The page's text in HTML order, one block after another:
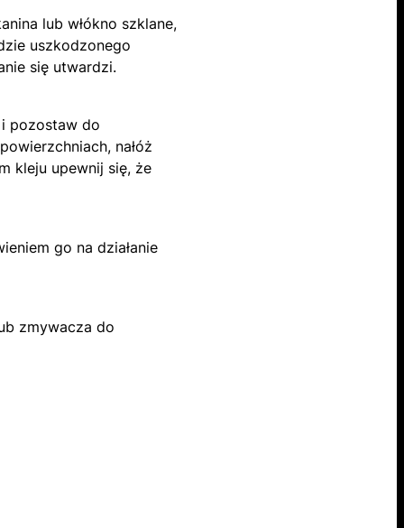
lub włókno szklane,
uszkodzonego
się utwardzi.
pozostaw do
nałóż
kleju upewnij się, że
go na działanie
zmywacza do